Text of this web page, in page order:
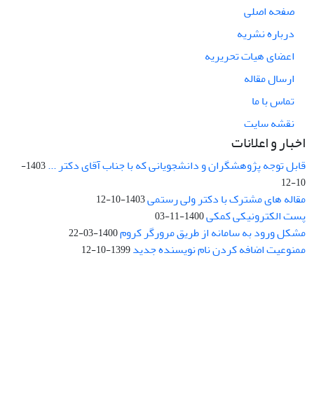
صفحه اصلی
درباره نشریه
اعضای هیات تحریریه
ارسال مقاله
تماس با ما
نقشه سایت
اخبار و اعلانات
قابل توجه پژوهشگران و دانشجویانی که با جناب آقای دکتر ...
1403-
10-12
مقاله های مشترک با دکتر ولی رستمی1403-10-12
پست الکترونیکی کمکی1400-11-03
مشکل ورود به سامانه از طریق مرورگر کروم1400-03-22
ممنوعیت اضافه کردن نام نویسنده جدید1399-10-12